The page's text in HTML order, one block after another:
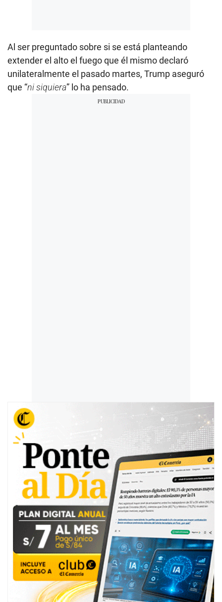
Al ser preguntado sobre si se está planteando
extender el alto el fuego que él mismo declaró
unilateralmente el pasado martes, Trump aseguró
que “ni siquiera” lo ha pensado.